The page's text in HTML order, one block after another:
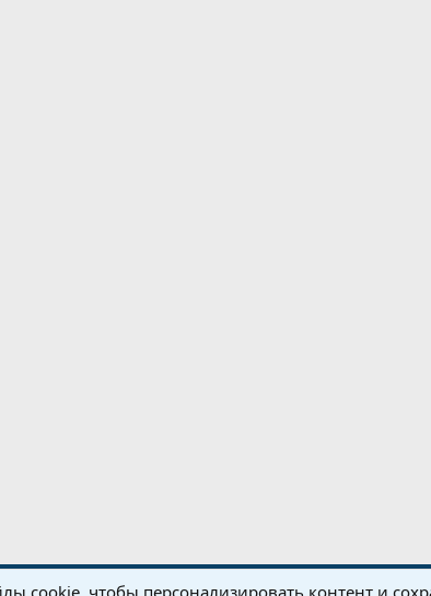
cookie, чтобы персонализировать контент и